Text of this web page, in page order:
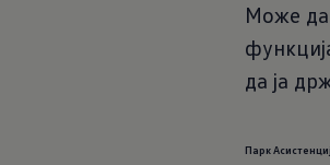
Може да
да ја
Парк